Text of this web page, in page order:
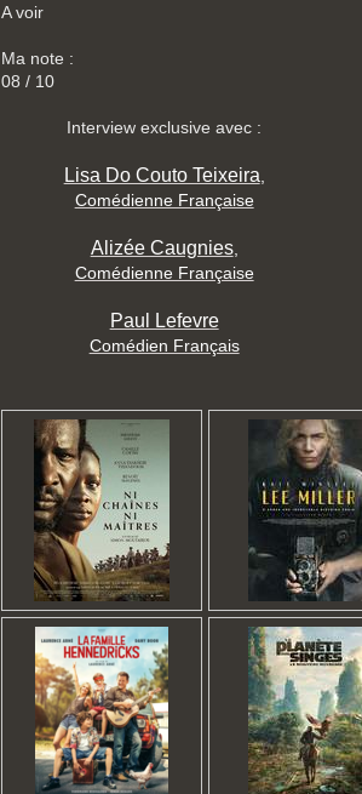
A voir
Ma note :
08 / 10
Interview exclusive avec :
Lisa Do Couto Teixeira
Comédienne Française
Alizée Caugnies,
Comédienne Française
Paul Lefevre
Comédien Français